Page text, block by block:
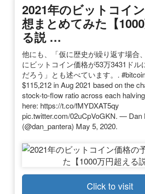
2021年のビットコイ
想まとめてみた【
る説 …
他にも、「仮に歴史が繰り返す場合
にビットコイン価格が53万3431ドル
だろう」とも述べています。.
$115,212 in Aug 2021 based on the
stock-to-flow ratio across each
here: https://t.co/fMYDXAT5qy
pic.twitter.com/02uCpVoGKN. — Dan
(@dan_pantera) May 5, 2020.
Click to visit